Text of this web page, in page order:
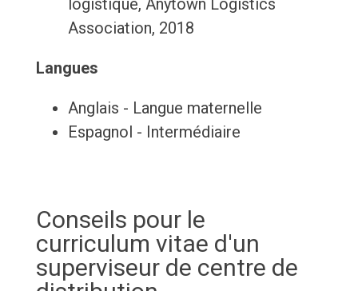
logistique, Anytown Logistics
Association, 2018
Langues
Anglais - Langue maternelle
Espagnol - Intermédiaire
Conseils pour le
curriculum vitae d'un
superviseur de centre de